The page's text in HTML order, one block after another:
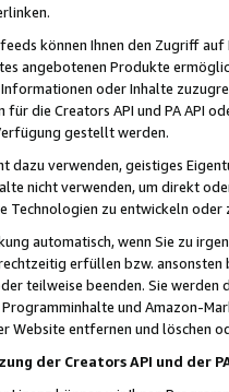
können Ihnen den Zugriff
angebotenen Produkte
oder Inhalte
für die Creators API und PA API
gestellt werden.
dazu verwenden, geistiges
nicht verwenden, um direkt
Technologien zu entwickeln
automatisch, wenn Sie zu
erfüllen bzw. ansonsten
teilweise beenden. Sie werden
und Amazon-
Website entfernen und löschen
der Creators API und der